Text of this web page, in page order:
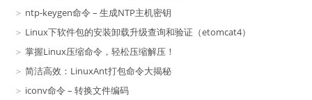
ntp-keygen命令 – 生成NTP主机密钥
Linux下软件包的安装卸载升级查询和验证（etomcat4）
掌握Linux压缩命令，轻松压缩解压！
简洁高效：LinuxAnt打包命令大揭秘
iconv命令 – 转换文件编码